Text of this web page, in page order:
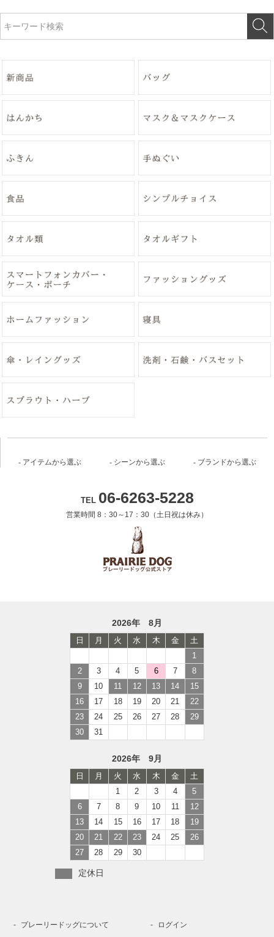
アイテムから選ぶ シーンから選ぶ ブランドから選ぶ
TEL 06-6263-5228
営業時間 8：30～17：30（土日祝は休み）
2026年 8月
日 月 火 水 木 金
土
1
2
3 4 5 6 7
8
9
10 11 12 13 14
15
16
17 18 19 20 21
22
23
24 25 26 27 28
29
30
31
2026年 9月
日 月 火 水 木 金
土
1
2 3 4
5
6
7 8 9 10 11
12
13
14 15 16 17 18
19
20
21 22 23 24 25
26
27
28 29 30
定休日
プレーリードッグについて ログイン